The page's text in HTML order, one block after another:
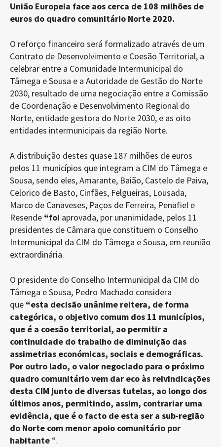
União Europeia face aos cerca de 108 milhões de
euros do quadro comunitário Norte 2020.
O reforço financeiro será formalizado através de um
Contrato de Desenvolvimento e Coesão Territorial, a
celebrar entre a Comunidade Intermunicipal do
Tâmega e Sousa e a Autoridade de Gestão do Norte
2030, resultado de uma negociação entre a Comissão
de Coordenação e Desenvolvimento Regional do
Norte, entidade gestora do Norte 2030, e as oito
entidades intermunicipais da região Norte.
A distribuição destes quase 187 milhões de euros
pelos 11 municípios que integram a CIM do Tâmega e
Sousa, sendo eles, Amarante, Baião, Castelo de Paiva,
Celorico de Basto, Cinfães, Felgueiras, Lousada,
Marco de Canaveses, Paços de Ferreira, Penafiel e
Resende “foi aprovada, por unanimidade, pelos 11
presidentes de Câmara que constituem o Conselho
Intermunicipal da CIM do Tâmega e Sousa, em reunião
extraordinária.
O presidente do Conselho Intermunicipal da CIM do
Tâmega e Sousa, Pedro Machado considera
que “esta decisão unânime reitera, de forma
categórica, o objetivo comum dos 11 municípios,
que é a coesão territorial, ao permitir a
continuidade do trabalho de diminuição das
assimetrias económicas, sociais e demográficas.
Por outro lado, o valor negociado para o próximo
quadro comunitário vem dar eco às reivindicações
desta CIM junto de diversas tutelas, ao longo dos
últimos anos, permitindo, assim, contrariar uma
evidência, que é o facto de esta ser a sub-região
do Norte com menor apoio comunitário por
habitante “.